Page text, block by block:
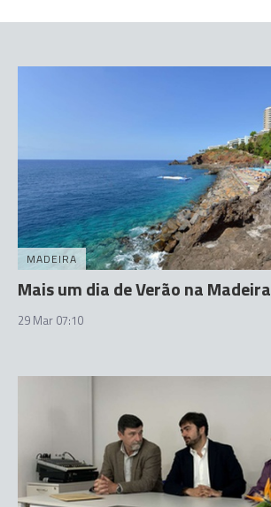
MADEIRA
Mais um dia de Verão na Madeira
29 Mar 07:10